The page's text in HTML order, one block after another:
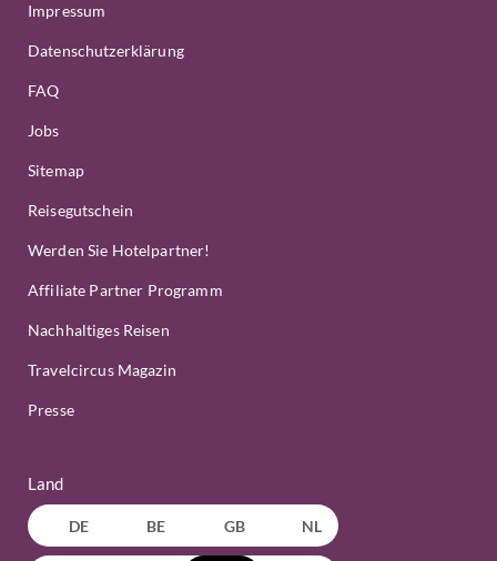
Impressum
Datenschutzerklärung
FAQ
Jobs
Sitemap
Reisegutschein
Werden Sie Hotelpartner!
Affiliate Partner Programm
Nachhaltiges Reisen
Travelcircus Magazin
Presse
Land
DE BE GB NL